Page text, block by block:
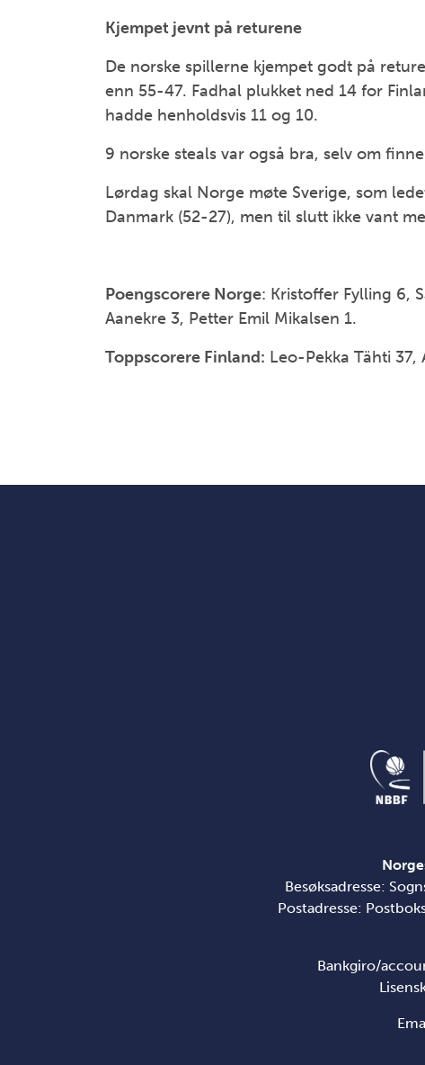
Kjempet jevnt på returene
De norske spillerne kjempet godt på
enn 55-47. Fadhal plukket ned 14 for
hadde henholdsvis 11 og 10.
9 norske steals var også bra, selv om
Lørdag skal Norge møte Sverige, som
Danmark (52-27), men til slutt ikke vant
Poengscorere Norge: Kristoffer Fylling 6,
Aanekre 3, Petter Emil Mikalsen 1.
Toppscorere Finland: Leo-Pekka Tähti 37,
Besøksadresse:
Postadresse:
Bankgiro/